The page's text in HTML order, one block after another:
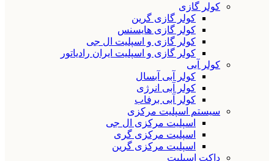
کولر گازی
کولر گازی گرین
کولر گازی هایسنس
کولر گازی و اسپلیت ال جی
کولر گازی و اسپلیت ایران رادیاتور
کولر آبی
کولر آبی آبسال
کولر آبی انرژی
کولر آبی برفاب
سیستم اسپلیت مرکزی
اسپلیت مرکزی ال جی
اسپلیت مرکزی گری
اسپلیت مرکزی گرین
داکت اسپلیت